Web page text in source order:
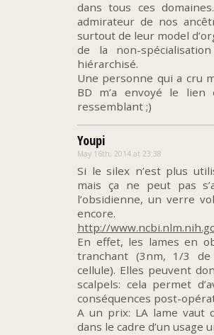
dans tous ces
admirateur de nos
surtout de leur model
de la non-
hiérarchisé.
Une personne qui a cru
BD m’a envoyé le
ressemblant ;)
Youpi
May 16th, 2014 at 23:38
Si le silex n’est plus
mais ça ne peut pas
l’obsidienne, un verre
encore.
http://
En effet, les lames en
tranchant (3nm, 1/3 de
cellule). Elles peuvent
scalpels: cela permet
conséquences post-
A un prix: LA lame vaut
dans le cadre d’un usage